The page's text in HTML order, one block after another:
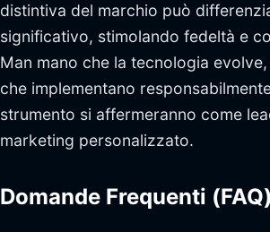
distintiva del marchio può
significativo, stimolando fedeltà e
Man mano che la tecnologia
che implementano
strumento si affermeranno come
marketing personalizzato.
Domande Frequenti (FAQ)